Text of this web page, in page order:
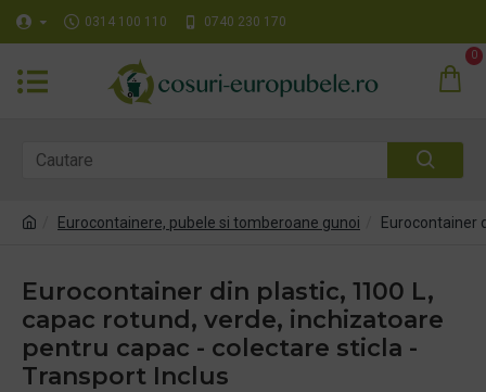
0314 100 110 0740 230 170
0
Eurocontainere, pubele si tomberoane gunoi Eurocontainer
Eurocontainer din plastic, 1100 L,
capac rotund, verde, inchizatoare
pentru capac - colectare sticla -
Transport Inclus